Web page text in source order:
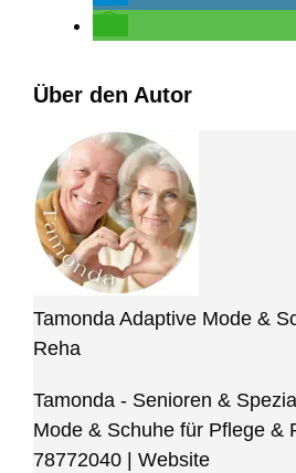
Über den Autor
Tamonda Adaptive Mode &
Reha
Tamonda - Senioren &
Mode & Schuhe für Pflege &
78772040
Website